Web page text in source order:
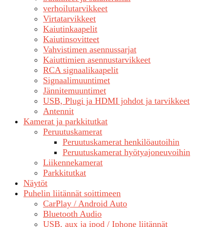
verhoilutarvikkeet
Virtatarvikkeet
Kaiutinkaapelit
Kaiutinsovitteet
Vahvistimen asennussarjat
Kaiuttimien asennustarvikkeet
RCA signaalikaapelit
Signaalimuuntimet
Jännitemuuntimet
USB, Plugi ja HDMI johdot ja tarvikkeet
Antennit
Kamerat ja parkkitutkat
Peruutuskamerat
Peruutuskamerat henkilöautoihin
Peruutuskamerat hyötyajoneuvoihin
Liikennekamerat
Parkkitutkat
Näytöt
Puhelin liitännät soittimeen
CarPlay / Android Auto
Bluetooth Audio
USB, aux ja ipod / Iphone liitännät